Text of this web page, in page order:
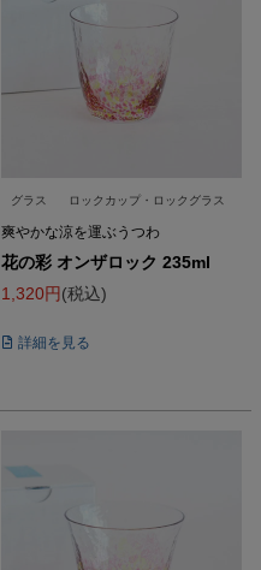
グラス ロックカップ・ロックグラス
爽やかな涼を運ぶうつわ
花の彩 オンザロック 235ml
1,320
税込
詳細を見る